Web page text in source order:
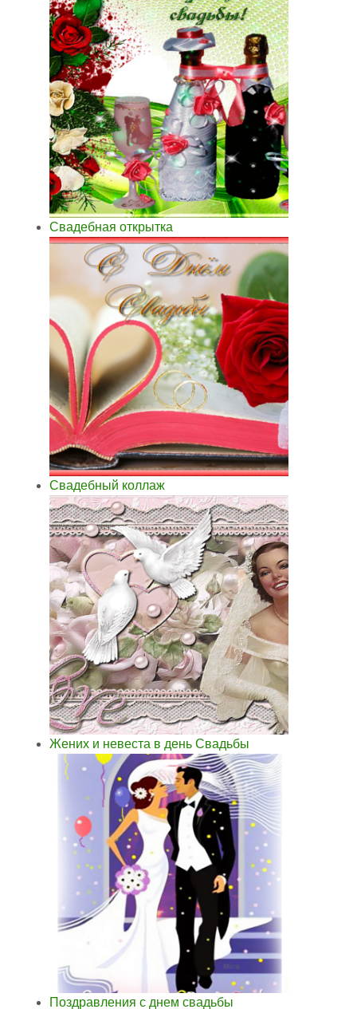
Свадебная открытка
Свадебный коллаж
Жених и невеста в день Свадьбы
Поздравления с днем свадьбы